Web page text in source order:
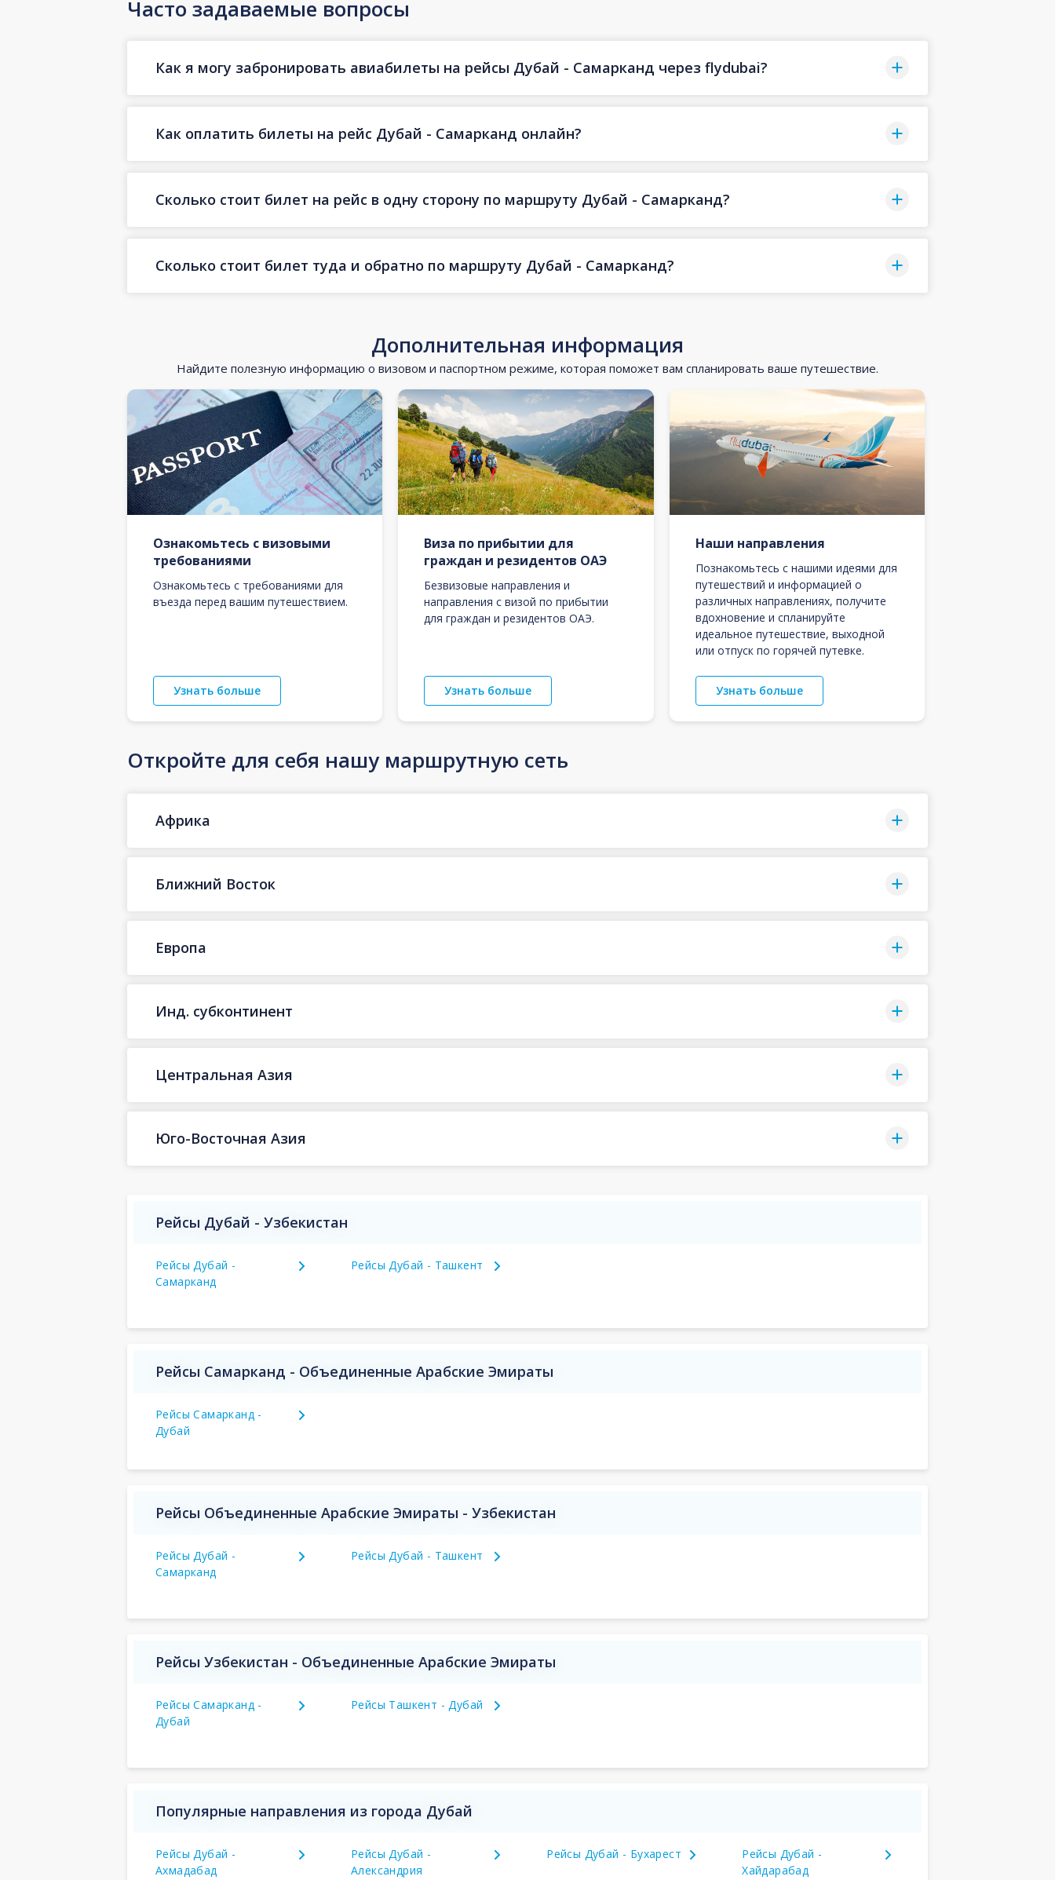
Часто задаваемые вопросы
Как я могу забронировать авиабилеты на рейсы Дубай - Самарканд через flydubai?
Как оплатить билеты на рейс Дубай - Самарканд онлайн?
Сколько стоит билет на рейс в одну сторону по маршруту Дубай - Самарканд?
Сколько стоит билет туда и обратно по маршруту Дубай - Самарканд?
Дополнительная информация
Найдите полезную информацию о визовом и паспортном режиме, которая поможет вам спланировать ваше путешествие.
Ознакомьтесь с визовыми
требованиями
Ознакомьтесь с требованиями для
въезда перед вашим путешествием.
Узнать больше
Виза по прибытии для
граждан и резидентов ОАЭ
Безвизовые направления и
направления с визой по прибытии
для граждан и резидентов ОАЭ.
Узнать больше
Наши направления
Познакомьтесь с нашими идеями для
путешествий и информацией о
различных направлениях, получите
вдохновение и спланируйте
идеальное путешествие, выходной
или отпуск по горячей путевке.
Узнать больше
Откройте для себя нашу маршрутную сеть
Африка
Ближний Восток
Европа
Инд. субконтинент
Центральная Азия
Юго-Восточная Азия
Рейсы Дубай - Узбекистан
Рейсы Дубай -
Самарканд
Рейсы Дубай - Ташкент
Рейсы Самарканд - Объединенные Арабские Эмираты
Рейсы Самарканд -
Дубай
Рейсы Объединенные Арабские Эмираты - Узбекистан
Рейсы Дубай -
Самарканд
Рейсы Дубай - Ташкент
Рейсы Узбекистан - Объединенные Арабские Эмираты
Рейсы Самарканд -
Дубай
Рейсы Ташкент - Дубай
Популярные направления из города Дубай
Рейсы Дубай -
Ахмадабад
Рейсы Дубай -
Александрия
Рейсы Дубай - Бухарест
Рейсы Дубай -
Хайдарабад